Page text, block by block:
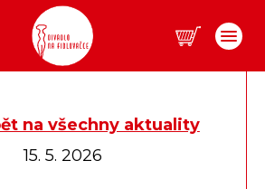
na všechny aktuality
15. 5. 2026